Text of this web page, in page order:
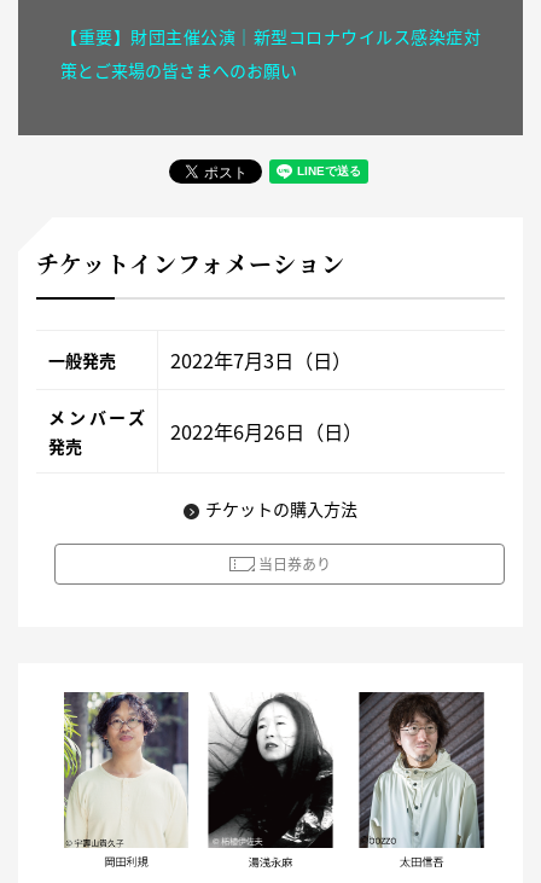
【重要】財団主催公演│新型コロナウイルス感染症対
策とご来場の皆さまへのお願い
チケットインフォメーション
一般発売 2022年7月3日（日）
メンバーズ
発売
2022年6月26日（日）
チケットの購入方法
当日券あり